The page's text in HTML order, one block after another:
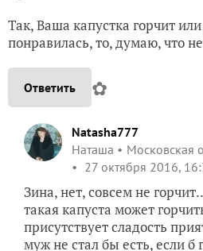
Так, Ваша капустка горчит
понравилась, то, думаю, что
Ответить ✿
Natasha777
Наташа
Московская
27 октября 2016,
Зина, нет, совсем не
такая капуста может
присутствует сладость
муж не стал бы есть, если б